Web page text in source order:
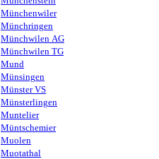
Münchenwiler
Münchringen
Münchwilen AG
Münchwilen TG
Mund
Münsingen
Münster VS
Münsterlingen
Muntelier
Müntschemier
Muolen
Muotathal